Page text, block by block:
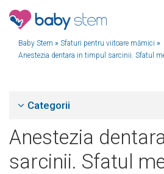
Baby Stem » Sfaturi pentru viitoare mămici »
Anestezia dentara in timpul sarcinii. Sfatul
Categorii
Anestezia
sarcinii. Sfatul